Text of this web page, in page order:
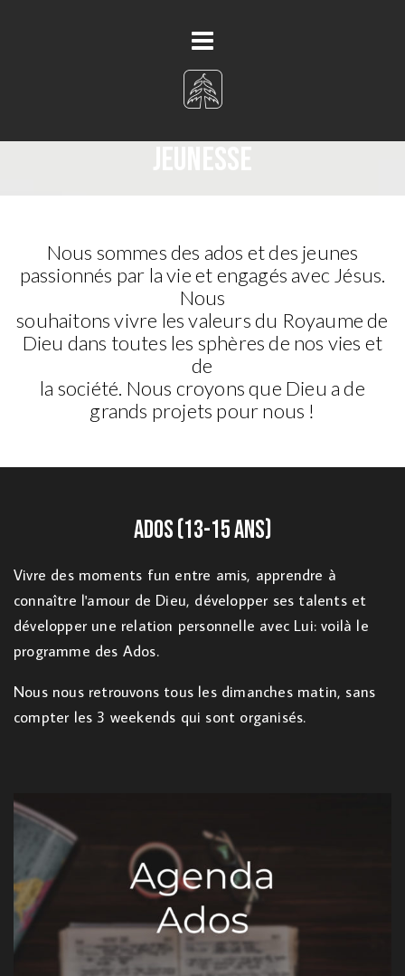
Nous sommes des ados et des jeunes
passionnés par la vie et engagés avec Jésus.
Nous
souhaitons vivre les valeurs du Royaume de
Dieu dans toutes les sphères de nos vies et
de
la société. Nous croyons que Dieu a de
grands projets pour nous !
Ados (13-15 ans)
Vivre des moments fun entre amis, apprendre à
connaître l'amour de Dieu, développer ses talents et
développer une relation personnelle avec Lui: voilà le
programme des Ados.
Nous nous retrouvons tous les dimanches matin, sans
compter les 3 weekends qui sont organisés.